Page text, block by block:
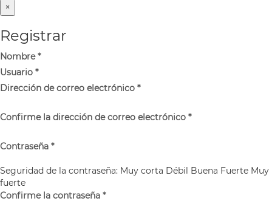
×
Registrar
Nombre*
Usuario *
Dirección de correo electrónico *
Confirme la dirección de correo electrónico *
Contraseña *
Seguridad de la contraseña: Muy corta Débil Buena Fuerte Muy
fuerte
Confirme la contraseña *